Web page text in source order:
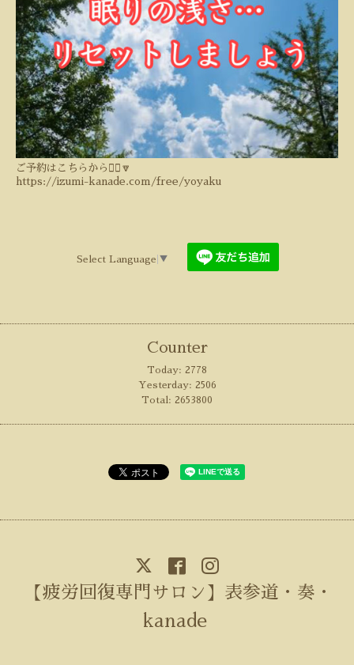
ご予約はこちらから💁‍♀️🔽
https://izumi-kanade.com/free/yoyaku
Select Language ▼
Counter
Today: 2778
Yesterday: 2506
Total: 2653800
【疲労回復専門サロン】表参道・奏・
kanade